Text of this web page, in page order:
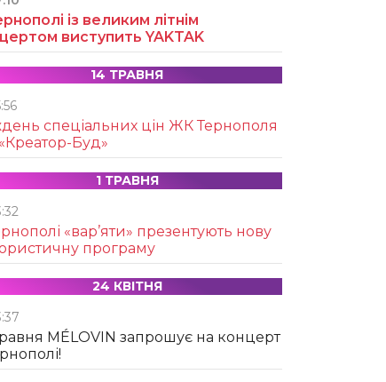
із великим літнім
виступить YAKTAK
14 ТРАВНЯ
спеціальних цін ЖК Тернополя
Буд»
1 ТРАВНЯ
«вар’яти» презентують нову
програму
24 КВІТНЯ
MÉLOVIN запрошує на концерт